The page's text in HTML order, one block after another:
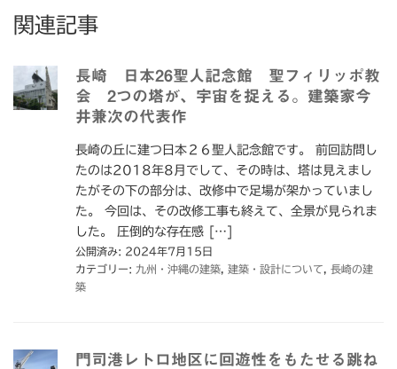
関連記事
長崎 日本26聖人記念館 聖フィリッポ教
会 2つの塔が、宇宙を捉える。建築家今
井兼次の代表作
長崎の丘に建つ日本２６聖人記念館です。 前回訪問し
たのは2018年8月でして、その時は、塔は見えまし
たがその下の部分は、改修中で足場が架かっていまし
た。 今回は、その改修工事も終えて、全景が見られま
した。 圧倒的な存在感 […]
公開済み: 2024年7月15日
カテゴリー: 九州・沖縄の建築 建築・設計について
長崎の建
築
門司港レトロ地区に回遊性をもたせる跳ね